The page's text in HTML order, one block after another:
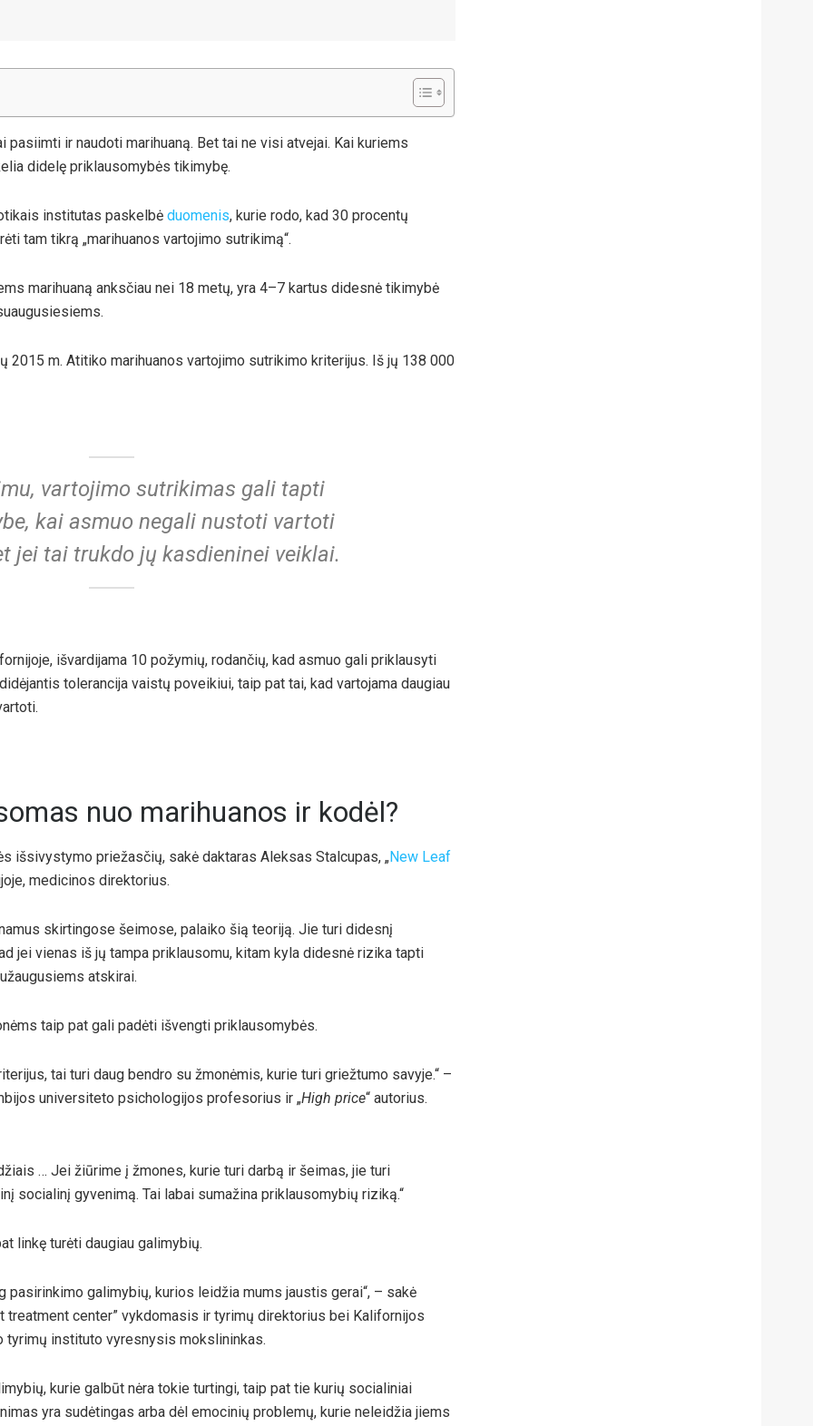
pasiimti ir naudoti marihuaną. Bet tai ne visi atvejai. Kai kuriems
didelę priklausomybės tikimybę.
institutas paskelbė duomenis, kurie rodo, kad 30 procentų
tam tikrą „marihuanos vartojimo sutrikimą“.
marihuaną anksčiau nei 18 metų, yra 4–7 kartus didesnė tikimybė
2015 m. Atitiko marihuanos vartojimo sutrikimo kriterijus. Iš jų 138 000
vartojimo sutrikimas gali tapti
kai asmuo negali nustoti vartoti
jei tai trukdo jų kasdieninei veiklai.
išvardijama 10 požymių, rodančių, kad asmuo gali priklausyti
tolerancija vaistų poveikiui, taip pat tai, kad vartojama daugiau
nuo marihuanos ir kodėl?
išsivystymo priežasčių, sakė daktaras Aleksas Stalcupas, „New Leaf
medicinos direktorius.
skirtingose ​​šeimose, palaiko šią teoriją. Jie turi didesnį
jei vienas iš jų tampa priklausomu, kitam kyla didesnė rizika tapti
atskirai.
taip pat gali padėti išvengti priklausomybės.
tai turi daug bendro su žmonėmis, kurie turi griežtumo savyje.“ –
universiteto psichologijos profesorius ir „High price“ autorius.
… Jei žiūrime į žmones, kurie turi darbą ir šeimas, jie turi
socialinį gyvenimą. Tai labai sumažina priklausomybių riziką.“
linkę turėti daugiau galimybių.
pasirinkimo galimybių, kurios leidžia mums jaustis gerai“, – sakė
treatment center” vykdomasis ir tyrimų direktorius bei Kalifornijos
tyrimų instituto vyresnysis mokslininkas.
kurie galbūt nėra tokie turtingi, taip pat tie kurių socialiniai
yra sudėtingas arba dėl emocinių problemų, kurie neleidžia jiems